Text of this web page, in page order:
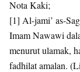
Nota Kaki;
[1] Al-jami’ as-
Imam Nawawi
menurut ulamak,
fadhilat amalan.